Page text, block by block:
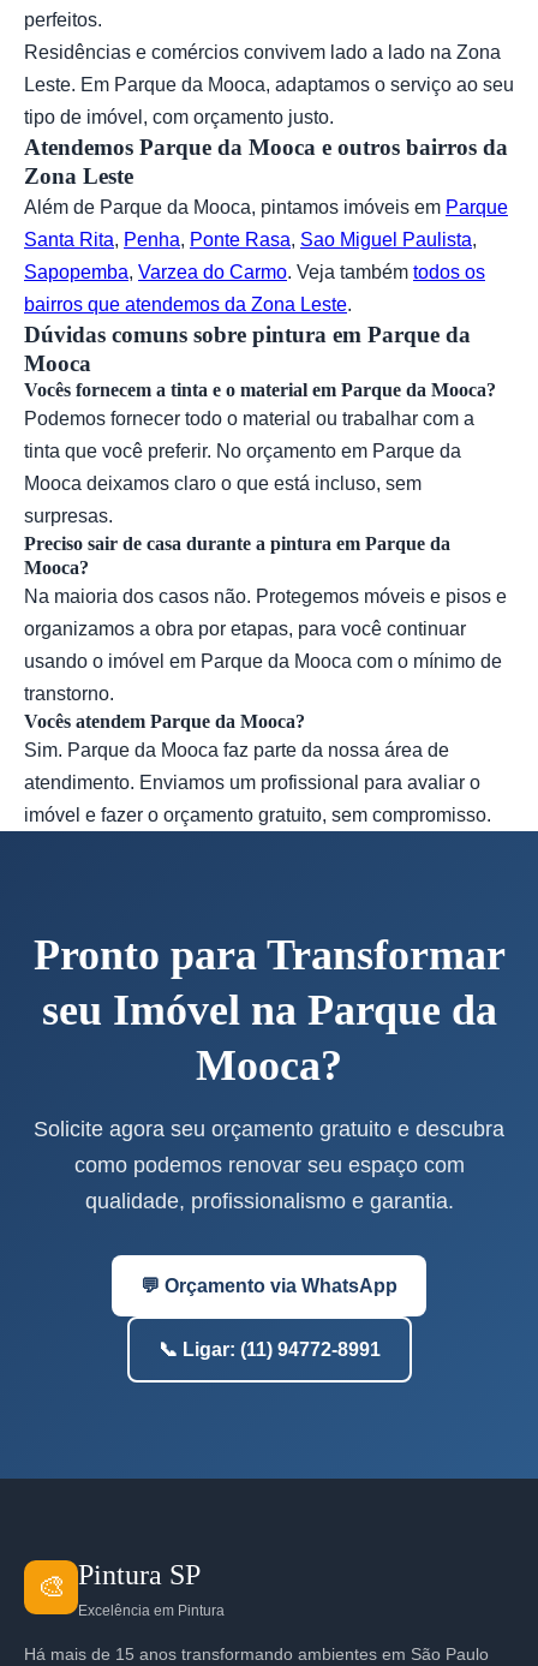
perfeitos.
Residências e comércios convivem lado a lado na Zona
Leste. Em Parque da Mooca, adaptamos o serviço ao seu
tipo de imóvel, com orçamento justo.
Atendemos Parque da Mooca e outros bairros da
Zona Leste
Além de Parque da Mooca, pintamos imóveis em Parque
Santa Rita, Penha, Ponte Rasa, Sao Miguel Paulista,
Sapopemba, Varzea do Carmo. Veja também todos os
bairros que atendemos da Zona Leste.
Dúvidas comuns sobre pintura em Parque da
Mooca
Vocês fornecem a tinta e o material em Parque da Mooca?
Podemos fornecer todo o material ou trabalhar com a
tinta que você preferir. No orçamento em Parque da
Mooca deixamos claro o que está incluso, sem
surpresas.
Preciso sair de casa durante a pintura em Parque da
Mooca?
Na maioria dos casos não. Protegemos móveis e pisos e
organizamos a obra por etapas, para você continuar
usando o imóvel em Parque da Mooca com o mínimo de
transtorno.
Vocês atendem Parque da Mooca?
Sim. Parque da Mooca faz parte da nossa área de
atendimento. Enviamos um profissional para avaliar o
imóvel e fazer o orçamento gratuito, sem compromisso.
Pronto para Transformar
seu Imóvel na Parque da
Mooca?
Solicite agora seu orçamento gratuito e descubra
como podemos renovar seu espaço com
qualidade, profissionalismo e garantia.
💬 Orçamento via WhatsApp
📞 Ligar: (11) 94772-8991
🎨 Pintura SP
Excelência em Pintura
Há mais de 15 anos transformando ambientes em São Paulo